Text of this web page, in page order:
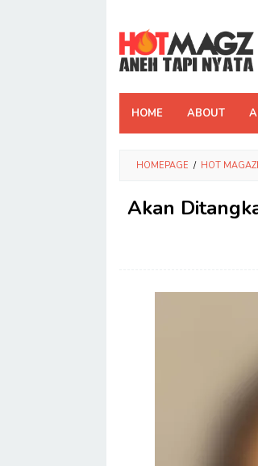
content
HOME ABOUT
HOMEPAGE / HOT
Akan